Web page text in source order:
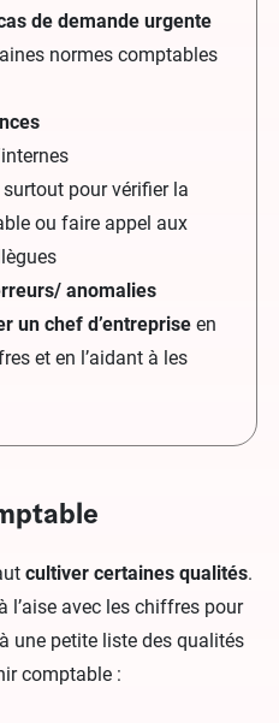
de demande urgente
normes comptables
surtout pour vérifier la
ou faire appel aux
anomalies
un chef d’entreprise en
et en l’aidant à les
cultiver certaines qualités.
l’aise avec les chiffres pour
une petite liste des qualités
comptable :